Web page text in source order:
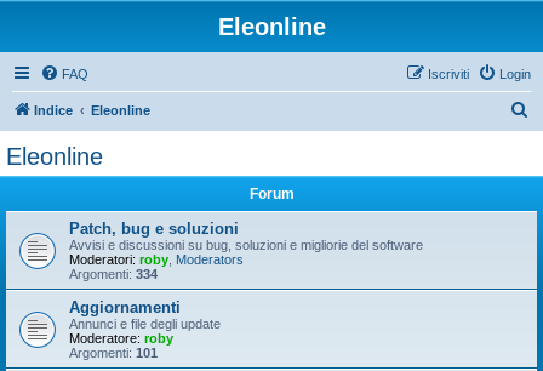
Eleonline
FAQ Login
Iscriviti
Indice Eleonline
Eleonline
Forum
Patch, bug e soluzioni
Avvisi e discussioni su bug, soluzioni e migliorie del software
Moderatori: roby Moderators
Argomenti: 334
Aggiornamenti
Annunci e file degli update
Moderatore: roby
Argomenti: 101